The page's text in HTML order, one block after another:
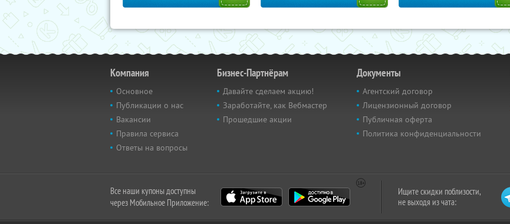
Компания
Основное
Публикации о нас
Вакансии
Правила сервиса
Ответы на вопросы
Бизнес-Партнёрам
Давайте сделаем акцию!
Заработайте, как Вебмастер
Прошедшие акции
Документы
Агентский договор
Лицензионный договор
Публичная оферта
Политика конфиденциальности
Все наши купоны доступны
через Мобильное Приложение:
Ищите скидки поблизости,
не выходя из чата: